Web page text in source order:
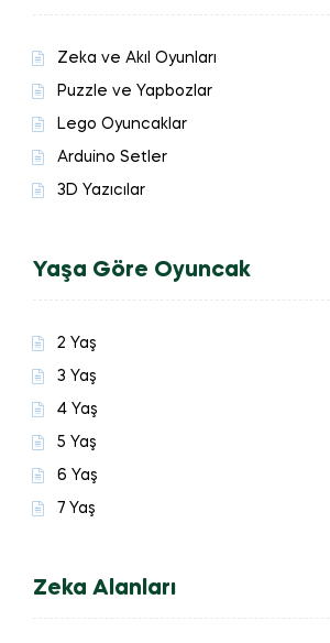
Zeka ve Akıl Oyunları
Puzzle ve Yapbozlar
Lego Oyuncaklar
Arduino Setler
3D Yazıcılar
Yaşa Göre Oyuncak
2 Yaş
3 Yaş
4 Yaş
5 Yaş
6 Yaş
7 Yaş
Zeka Alanları